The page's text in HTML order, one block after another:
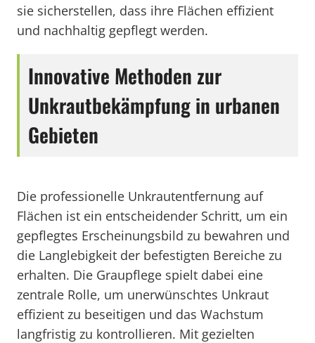
sie sicherstellen, dass ihre Flächen effizient
und nachhaltig gepflegt werden.
Innovative Methoden zur
Unkrautbekämpfung in urbanen
Gebieten
Die professionelle Unkrautentfernung auf
Flächen ist ein entscheidender Schritt, um ein
gepflegtes Erscheinungsbild zu bewahren und
die Langlebigkeit der befestigten Bereiche zu
erhalten. Die Graupflege spielt dabei eine
zentrale Rolle, um unerwünschtes Unkraut
effizient zu beseitigen und das Wachstum
langfristig zu kontrollieren. Mit gezielten